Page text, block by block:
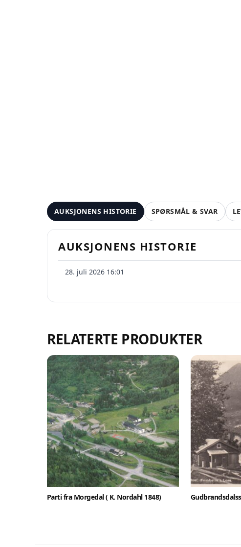
AUKSJONENS HISTORIE SPØRSMÅL & SVAR
AUKSJONENS HISTORIE
28. juli 2026 16:01
RELATERTE PRODUKTER
Parti fra Morgedal ( K. Nordahl 1848)
Selg
Opprett en